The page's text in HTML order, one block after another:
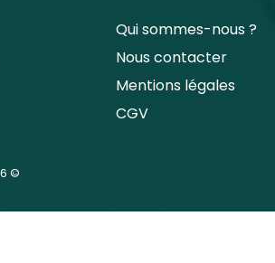
Qui sommes-nous ?
Nous contacter
Mentions légales
CGV
©